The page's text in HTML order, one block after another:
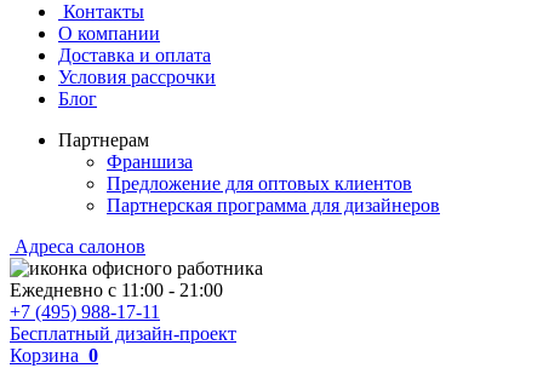
Контакты
О компании
Доставка и оплата
Условия рассрочки
Блог
Партнерам
Франшиза
Предложение для оптовых клиентов
Партнерская программа для дизайнеров
Адреса салонов
Ежедневно с 11:00 - 21:00
+7 (495) 988-17-11
Бесплатный дизайн-проект
Корзина 0